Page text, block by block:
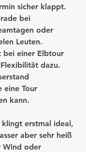
sicher klappt.
bei
oder
Leuten.
bei einer Elbtour
dazu.
eine Tour
kann.
klingt erstmal ideal,
aber sehr heiß
Wind oder